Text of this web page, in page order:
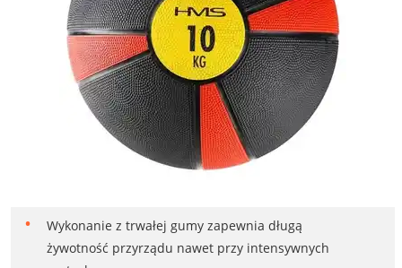
Wykonanie z trwałej gumy zapewnia długą
żywotność przyrządu nawet przy intensywnych